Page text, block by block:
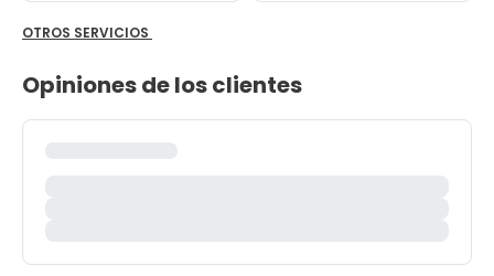
OTROS SERVICIOS
Opiniones de los clientes